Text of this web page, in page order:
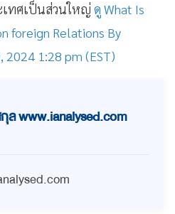
เทศเป็นส่วนใหญ่ ดู What Is
foreign Relations By
1:28 pm (EST)
www.ianalysed.com